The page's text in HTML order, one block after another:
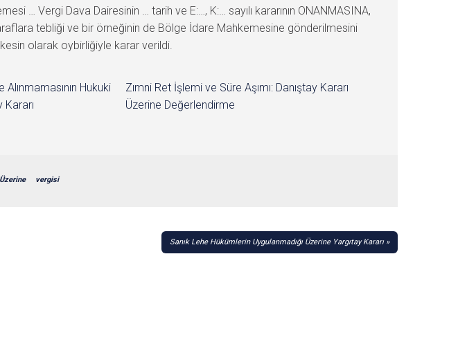
… Vergi Dava Dairesinin … tarih ve E:…, K:… sayılı kararının ONANMASINA,
tebliği ve bir örneğinin de Bölge İdare Mahkemesine gönderilmesini
olarak oybirliğiyle karar verildi.
Hukuki
Kararı
Zımni Ret İşlemi ve Süre Aşımı: Danıştay Kararı
Üzerine Değerlendirme
Üzerine vergisi
Sanık Lehe Hükümlerin Uygulanmadığı Üzerine Yargıtay Kararı